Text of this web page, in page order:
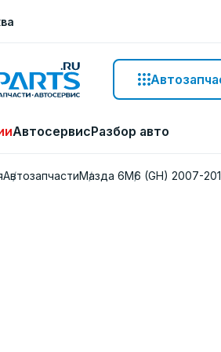
АвтосервисРазбор авто
АвтозапчастиМазда 6M6 (GH) 2007-